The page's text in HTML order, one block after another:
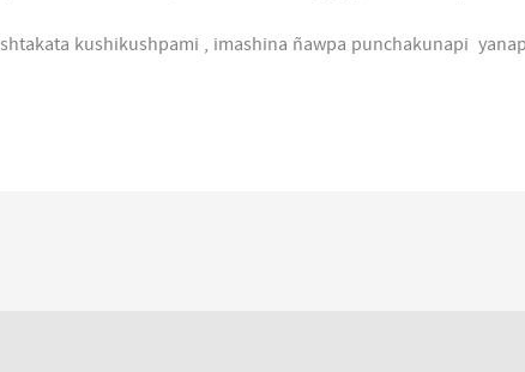
kushikushpami , imashina ñawpa punchakunapi